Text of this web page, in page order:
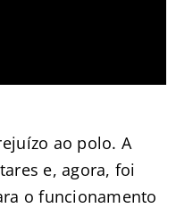
ao polo. A
e, agora, foi
o funcionamento